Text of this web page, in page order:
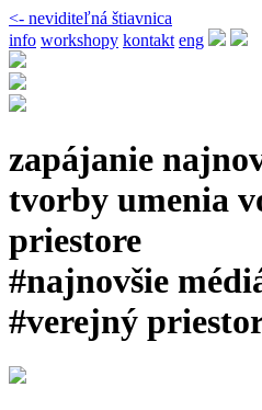
<- neviditeľná štiavnica
info workshopy kontakt eng
zapájanie
tvorby umenia
priestore
#najnovšie
#verejný